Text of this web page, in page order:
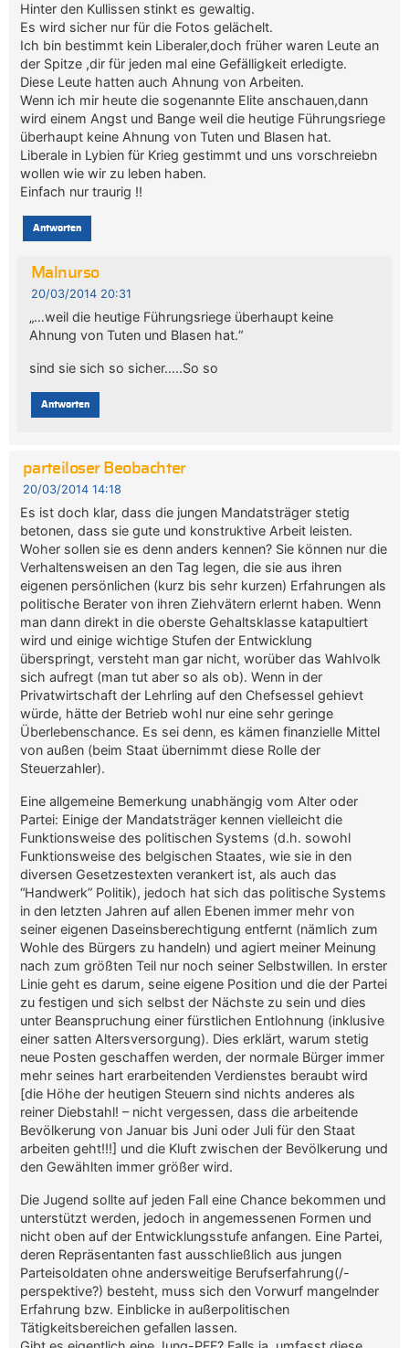
Hinter den Kullissen stinkt es gewaltig.
Es wird sicher nur für die Fotos gelächelt.
Ich bin bestimmt kein Liberaler,doch früher waren Leute an
der Spitze ,dir für jeden mal eine Gefälligkeit erledigte.
Diese Leute hatten auch Ahnung von Arbeiten.
Wenn ich mir heute die sogenannte Elite anschauen,dann
wird einem Angst und Bange weil die heutige Führungsriege
überhaupt keine Ahnung von Tuten und Blasen hat.
Liberale in Lybien für Krieg gestimmt und uns vorschreiebn
wollen wie wir zu leben haben.
Einfach nur traurig !!
Antworten
Malnurso
20/03/2014 20:31
„…weil die heutige Führungsriege überhaupt keine
Ahnung von Tuten und Blasen hat.“
sind sie sich so sicher…..So so
Antworten
parteiloser Beobachter
20/03/2014 14:18
Es ist doch klar, dass die jungen Mandatsträger stetig
betonen, dass sie gute und konstruktive Arbeit leisten.
Woher sollen sie es denn anders kennen? Sie können nur die
Verhaltensweisen an den Tag legen, die sie aus ihren
eigenen persönlichen (kurz bis sehr kurzen) Erfahrungen als
politische Berater von ihren Ziehvätern erlernt haben. Wenn
man dann direkt in die oberste Gehaltsklasse katapultiert
wird und einige wichtige Stufen der Entwicklung
überspringt, versteht man gar nicht, worüber das Wahlvolk
sich aufregt (man tut aber so als ob). Wenn in der
Privatwirtschaft der Lehrling auf den Chefsessel gehievt
würde, hätte der Betrieb wohl nur eine sehr geringe
Überlebenschance. Es sei denn, es kämen finanzielle Mittel
von außen (beim Staat übernimmt diese Rolle der
Steuerzahler).
Eine allgemeine Bemerkung unabhängig vom Alter oder
Partei: Einige der Mandatsträger kennen vielleicht die
Funktionsweise des politischen Systems (d.h. sowohl
Funktionsweise des belgischen Staates, wie sie in den
diversen Gesetzestexten verankert ist, als auch das
“Handwerk” Politik), jedoch hat sich das politische Systems
in den letzten Jahren auf allen Ebenen immer mehr von
seiner eigenen Daseinsberechtigung entfernt (nämlich zum
Wohle des Bürgers zu handeln) und agiert meiner Meinung
nach zum größten Teil nur noch seiner Selbstwillen. In erster
Linie geht es darum, seine eigene Position und die der Partei
zu festigen und sich selbst der Nächste zu sein und dies
unter Beanspruchung einer fürstlichen Entlohnung (inklusive
einer satten Altersversorgung). Dies erklärt, warum stetig
neue Posten geschaffen werden, der normale Bürger immer
mehr seines hart erarbeitenden Verdienstes beraubt wird
[die Höhe der heutigen Steuern sind nichts anderes als
reiner Diebstahl! – nicht vergessen, dass die arbeitende
Bevölkerung von Januar bis Juni oder Juli für den Staat
arbeiten geht!!!] und die Kluft zwischen der Bevölkerung und
den Gewählten immer größer wird.
Die Jugend sollte auf jeden Fall eine Chance bekommen und
unterstützt werden, jedoch in angemessenen Formen und
nicht oben auf der Entwicklungsstufe anfangen. Eine Partei,
deren Repräsentanten fast ausschließlich aus jungen
Parteisoldaten ohne andersweitige Berufserfahrung(/-
perspektive?) besteht, muss sich den Vorwurf mangelnder
Erfahrung bzw. Einblicke in außerpolitischen
Tätigkeitsbereichen gefallen lassen.